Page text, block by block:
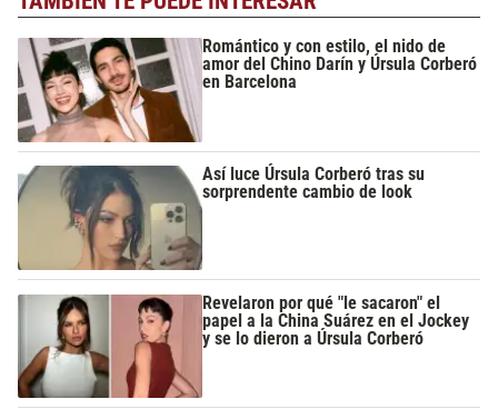
Romántico y con estilo, el nido de
amor del Chino Darín y Úrsula Corberó
en Barcelona
Así luce Úrsula Corberó tras su
sorprendente cambio de look
Revelaron por qué "le sacaron" el
papel a la China Suárez en el Jockey
y se lo dieron a Úrsula Corberó